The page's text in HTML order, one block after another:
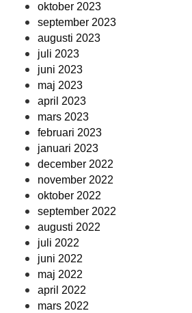
oktober 2023
september 2023
augusti 2023
juli 2023
juni 2023
maj 2023
april 2023
mars 2023
februari 2023
januari 2023
december 2022
november 2022
oktober 2022
september 2022
augusti 2022
juli 2022
juni 2022
maj 2022
april 2022
mars 2022